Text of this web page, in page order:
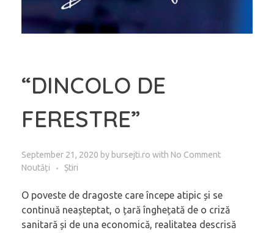
“DINCOLO DE
FERESTRE”
September 21, 2020 by bursejti.ro with No Comment
Noutăți
Știri
O poveste de dragoste care începe atipic și se
continuă neașteptat, o țară înghețată de o criză
sanitară și de una economică, realitatea descrisă